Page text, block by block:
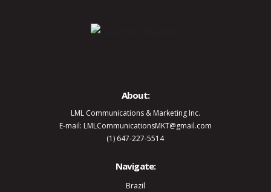
About:
LML Communications & Marketing Inc.
E-mail: LMLCommunicationsMKT@gmail.com
(1) 647-227-5514
Navigate:
Brazil